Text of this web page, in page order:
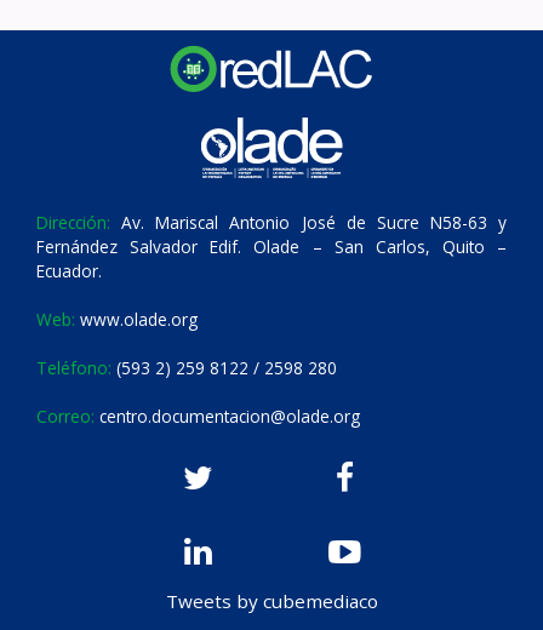
Dirección: Av. Mariscal Antonio José de Sucre N58-63 y
Fernández Salvador Edif. Olade – San Carlos, Quito –
Ecuador.
Web: www.olade.org
Teléfono: (593 2) 259 8122 / 2598 280
Correo: centro.documentacion@olade.org
Tweets by cubemediaco